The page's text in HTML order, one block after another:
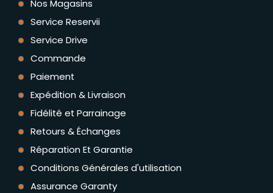
Nos Magasins
Service Reservii
Service Drive
Commande
Paiement
Expédition & Livraison
Fidélité et Parrainage
Retours & Échanges
Réparation Et Garantie
Conditions Générales d'utilisation
Assurance Garanty